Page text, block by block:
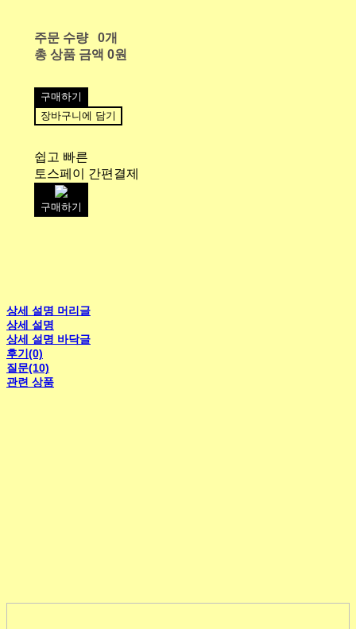
주문 수량
0개
총 상품 금액 0원
구매하기
장바구니에 담기
쉽고 빠른
토스페이 간편결제
구매하기
상세 설명 머리글
상세 설명
상세 설명 바닥글
후기(0)
질문(10)
관련 상품